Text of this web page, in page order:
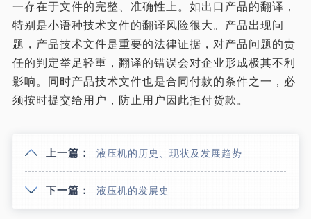
一存在于文件的完整、准确性上。如出口产品的翻译，
特别是小语种技术文件的翻译风险很大。产品出现问
题，产品技术文件是重要的法律证据，对产品问题的责
任的判定举足轻重，翻译的错误会对企业形成极其不利
影响。同时产品技术文件也是合同付款的条件之一，必
须按时提交给用户，防止用户因此拒付货款。
上一篇： 液压机的历史、现状及发展趋势
下一篇： 液压机的发展史